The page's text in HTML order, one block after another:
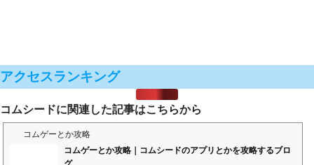
アクセスランキング
コムシードに関連した記事はこちらから
コムゲーとか攻略
コムゲーとか攻略｜コムシードのアプリとかを攻略するブロ